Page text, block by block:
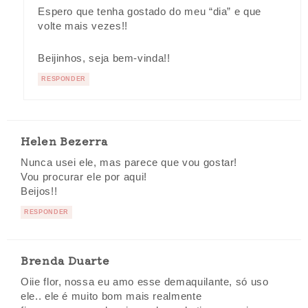
Espero que tenha gostado do meu “dia” e que
volte mais vezes!!
Beijinhos, seja bem-vinda!!
RESPONDER
Helen Bezerra
Nunca usei ele, mas parece que vou gostar!
Vou procurar ele por aqui!
Beijos!!
RESPONDER
Brenda Duarte
Oiie flor, nossa eu amo esse demaquilante, só uso
ele.. ele é muito bom mais realmente